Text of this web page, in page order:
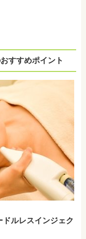
すすめポイント
ルレスインジェク